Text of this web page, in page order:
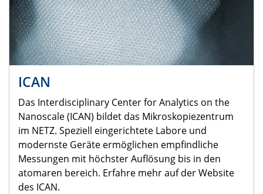
ICAN
Das Interdisciplinary Center for Analytics on the
Nanoscale (ICAN) bildet das Mikroskopiezentrum
im NETZ. Speziell eingerichtete Labore und
modernste Geräte ermöglichen empfindliche
Messungen mit höchster Auflösung bis in den
atomaren bereich. Erfahre mehr auf der Website
des ICAN.